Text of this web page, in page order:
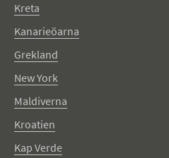
Kreta
Kanarieöarna
Grekland
New York
Maldiverna
Kroatien
Kap Verde